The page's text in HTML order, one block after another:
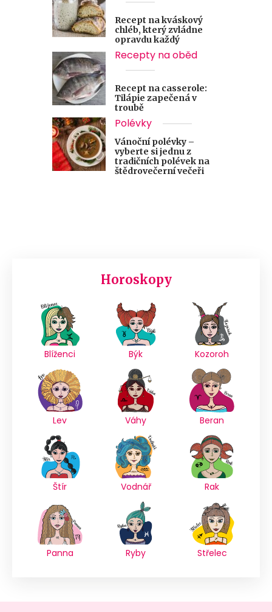
Recept na kváskový
chléb, který zvládne
opravdu každý
Recepty na oběd
Recept na casserole:
Tilápie zapečená v
troubě
Polévky
Vánoční polévky –
vyberte si jednu z
tradičních polévek na
štědrovečerní večeři
Horoskopy
Blíženci Býk Kozoroh
Lev Váhy Beran
Štír Vodnář Rak
Panna Ryby Střelec